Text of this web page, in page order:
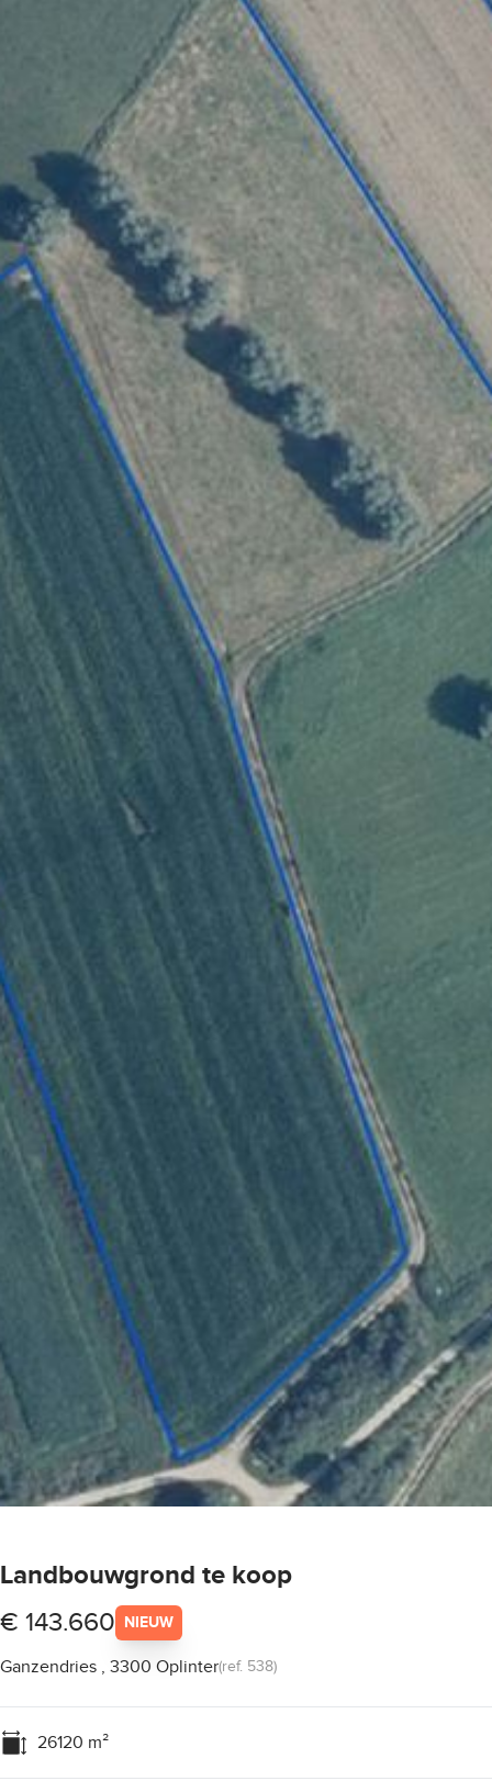
Landbouwgrond te koop
€ 143.660 NIEUW
Ganzendries , 3300 Oplinter(ref. 538)
26120 m²